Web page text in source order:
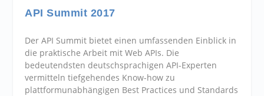
API Summit 2017
Der API Summit bietet einen umfassenden Einblick in
die praktische Arbeit mit Web APIs. Die
bedeutendsten deutschsprachigen API-Experten
vermitteln tiefgehendes Know-how zu
plattformunabhängigen Best Practices und Standards